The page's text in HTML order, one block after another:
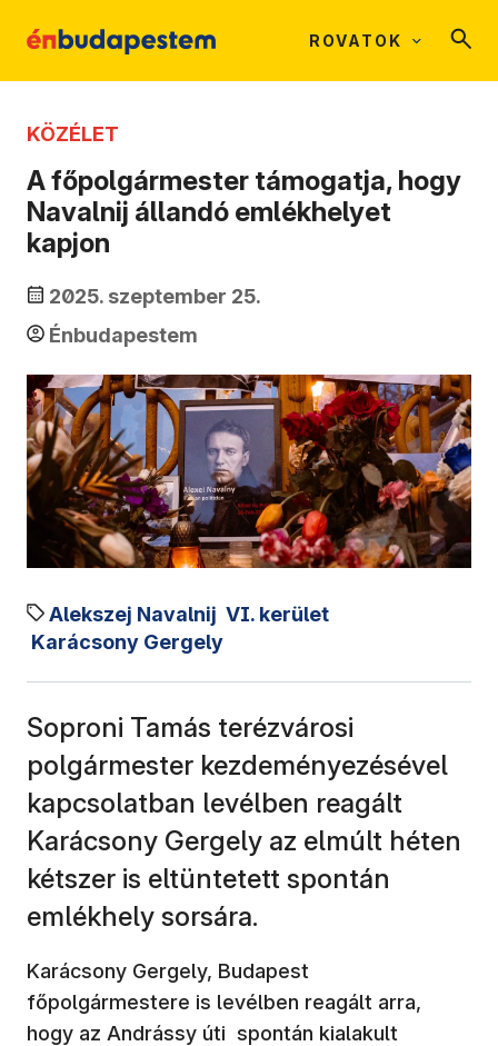
ROVATOK
KÖZÉLET
A főpolgármester támogatja, hogy
Navalnij állandó emlékhelyet
kapjon
2025. szeptember 25.
Énbudapestem
Alekszej Navalnij VI. kerület
Karácsony Gergely
Soproni Tamás terézvárosi
polgármester kezdeményezésével
kapcsolatban levélben reagált
Karácsony Gergely az elmúlt héten
kétszer is eltüntetett spontán
emlékhely sorsára.
Karácsony Gergely, Budapest
főpolgármestere is levélben reagált arra,
hogy az Andrássy úti spontán kialakult